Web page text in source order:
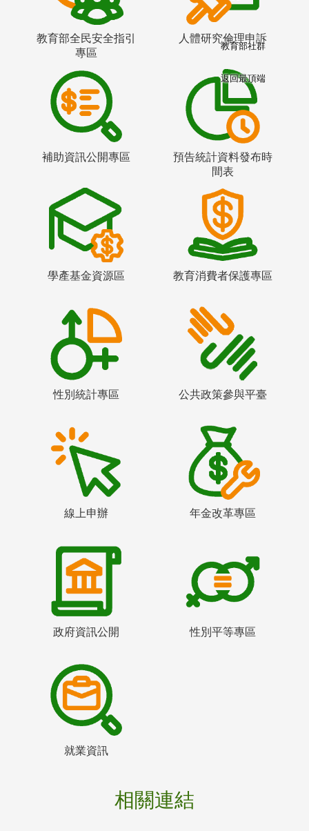
教育部全民安全指引
專區
人體研究倫理申訴
補助資訊公開專區
預告統計資料發布時
間表
學產基金資源區 教育消費者保護專區
性別統計專區 公共政策參與平臺
線上申辦 年金改革專區
政府資訊公開 性別平等專區
就業資訊
相關連結
教育部社群
返回最頂端